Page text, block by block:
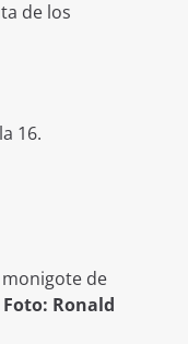
de los
16.
de
Foto: Ronald